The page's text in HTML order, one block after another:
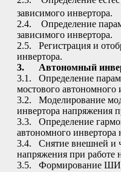
зависимого инвертора.
2.4. Определение
зависимого инвертора.
2.5. Регистрация и
инвертора.
3. Автономный
3.1. Определение
мостового автономного
3.2. Моделирование
инвертора напряжения
3.3. Определение
автономного инвертора
3.4. Снятие внешней и
напряжения при работе
3.5. Формирование ШИМ